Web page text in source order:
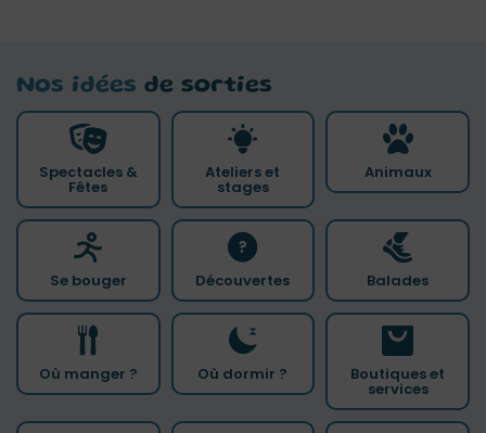
Nos idées de sorties
Spectacles &
Fêtes
Ateliers et
stages
Animaux
Se bouger Découvertes Balades
Où manger ? Où dormir ? Boutiques et
services